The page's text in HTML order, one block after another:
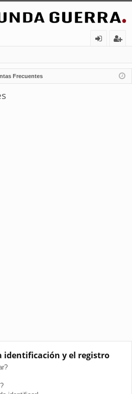
nt
ifi
ist
ra
Frecuentes
identificación y el registro